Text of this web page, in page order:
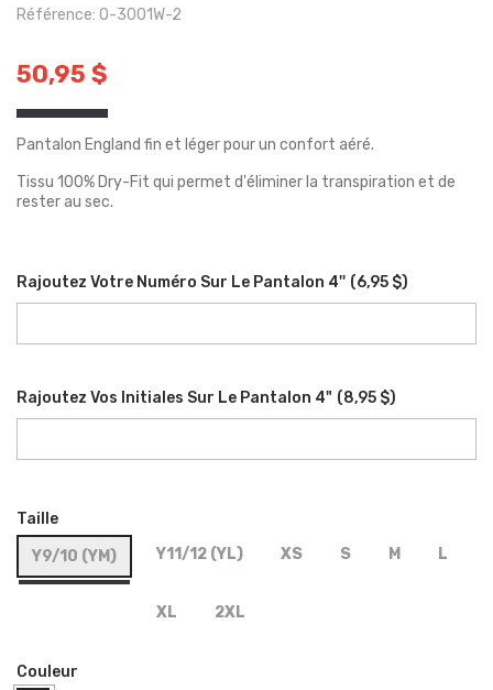
Référence: O-3001W-2
50,95 $
Pantalon England fin et léger pour un confort aéré.
Tissu 100% Dry-Fit qui permet d'éliminer la transpiration et de
rester au sec.
Rajoutez Votre Numéro Sur Le Pantalon 4'' (6,95 $)
Rajoutez Vos Initiales Sur Le Pantalon 4" (8,95 $)
Taille
Y9/10 (YM)
Y11/12 (YL) XS S M L
XL 2XL
Couleur